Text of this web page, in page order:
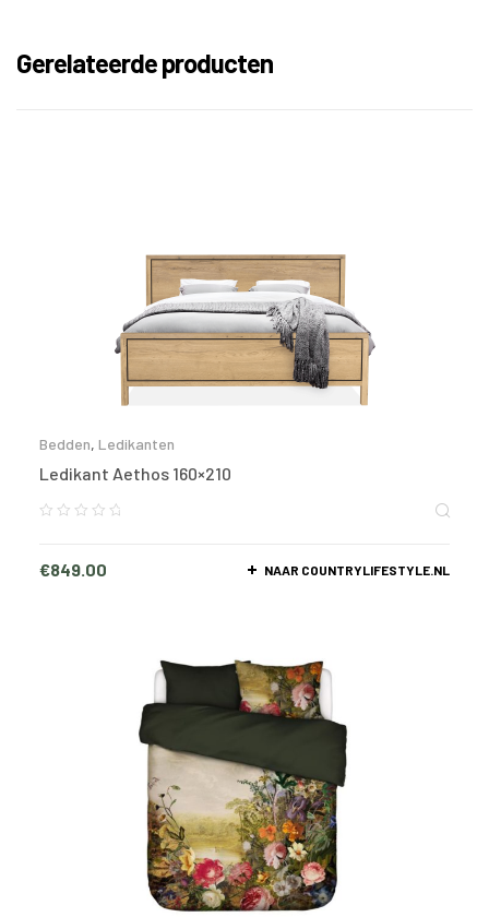
Gerelateerde producten
Bedden, Ledikanten
Ledikant Aethos 160×210
€849.00 NAAR COUNTRYLIFESTYLE.NL